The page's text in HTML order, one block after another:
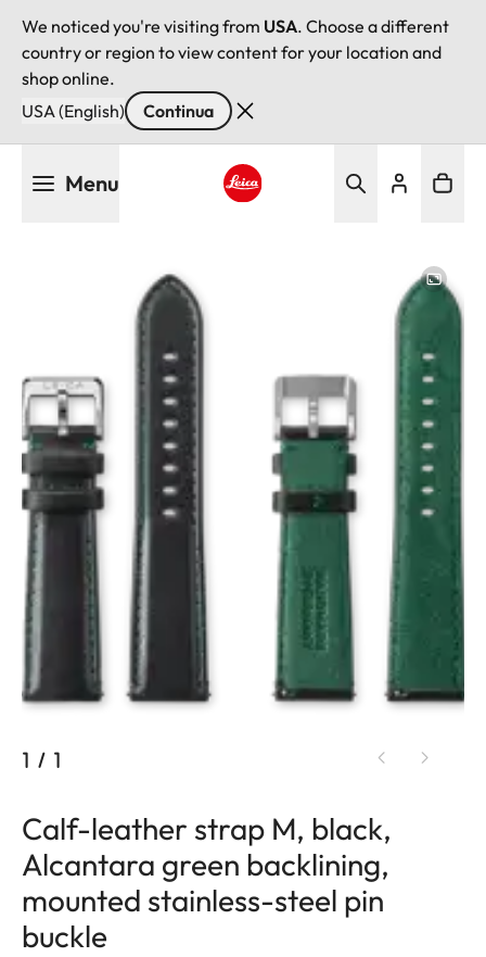
We noticed you're visiting from USA. Choose a different
country or region to view content for your location and
shop online.
USA (English)
Continua
Menu
1 / 1
Calf-leather strap M, black,
Alcantara green backlining,
mounted stainless-steel pin
buckle